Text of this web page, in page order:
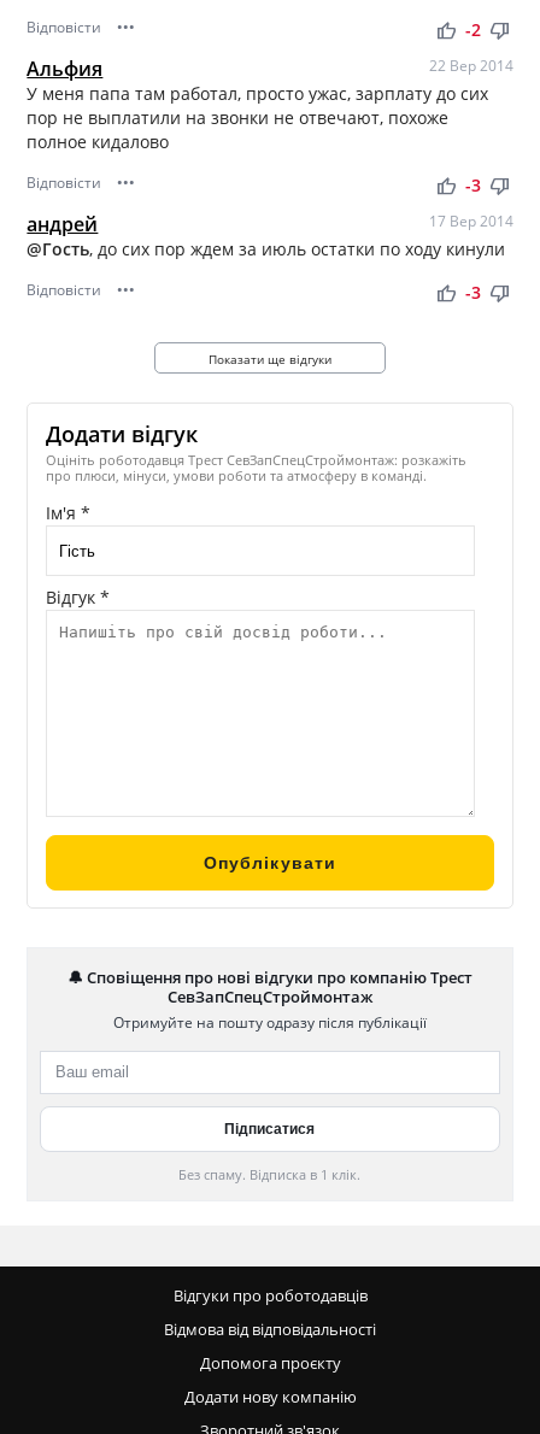
Відповісти ••• thumb_up thumb_down
-2
Альфия 22 Вер 2014
У меня папа там работал, просто ужас, зарплату до сих
пор не выплатили на звонки не отвечают, похоже
полное кидалово
Відповісти ••• thumb_up thumb_down
-3
андрей 17 Вер 2014
@Гость, до сих пор ждем за июль остатки по ходу кинули
Відповісти ••• thumb_up thumb_down
-3
Показати ще відгуки
Додати відгук
Оцініть роботодавця Трест СевЗапСпецСтроймонтаж: розкажіть
про плюси, мінуси, умови роботи та атмосферу в команді.
Ім'я *
Відгук *
🔔 Сповіщення про нові відгуки про компанію Трест
СевЗапСпецСтроймонтаж
Отримуйте на пошту одразу після публікації
Без спаму. Відписка в 1 клік.
Відгуки про роботодавців
Відмова від відповідальності
Допомога проєкту
Додати нову компанію